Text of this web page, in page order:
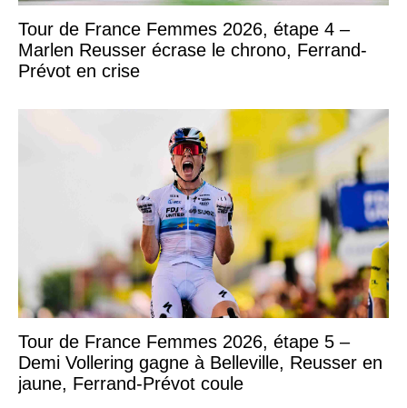
Tour de France Femmes 2026, étape 4 –
Marlen Reusser écrase le chrono, Ferrand-
Prévot en crise
Tour de France Femmes 2026, étape 5 –
Demi Vollering gagne à Belleville, Reusser en
jaune, Ferrand-Prévot coule